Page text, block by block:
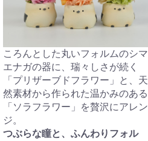
ころんとした丸いフォルムのシマ
エナガの器に、瑞々しさが続く
「プリザーブドフラワー」と、天
然素材から作られた温かみのある
「ソラフラワー」を贅沢にアレン
ジ。
つぶらな瞳と、ふんわりフォル